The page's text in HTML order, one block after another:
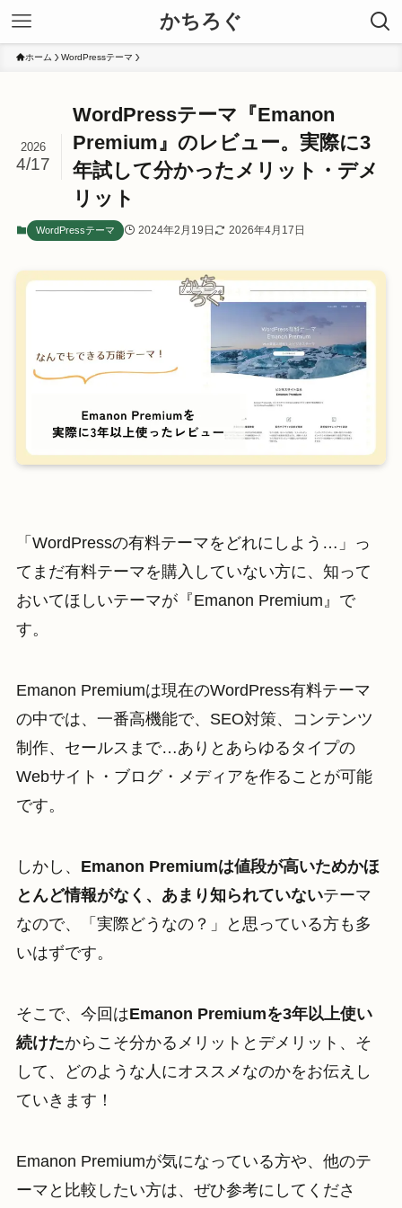
かちろぐ
ホーム WordPressテーマ
WordPressテーマ『Emanon
Premium』のレビュー。実際に3
年試して分かったメリット・デメ
リット
2026
4/17
WordPressテーマ 2024年2月19日 2026年4月17日
「WordPressの有料テーマをどれにしよう…」っ
てまだ有料テーマを購入していない方に、知って
おいてほしいテーマが『Emanon Premium』で
す。
Emanon Premiumは現在のWordPress有料テーマ
の中では、一番高機能で、SEO対策、コンテンツ
制作、セールスまで…ありとあらゆるタイプの
Webサイト・ブログ・メディアを作ることが可能
です。
しかし、 Emanon Premiumは値段が高いためかほ
とんど情報がなく、あまり知られていないテーマ
なので、「実際どうなの？」と思っている方も多
いはずです。
そこで、今回はEmanon Premiumを3年以上使い
続けたからこそ分かるメリットとデメリット、そ
して、どのような人にオススメなのかをお伝えし
ていきます！
Emanon Premiumが気になっている方や、他のテ
ーマと比較したい方は、ぜひ参考にしてくださ